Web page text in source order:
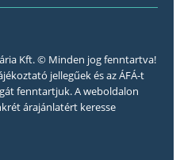
Kft. © Minden jog fenntartva!
jellegűek és az ÁFÁ-t
fenntartjuk. A weboldalon
árajánlatért keresse